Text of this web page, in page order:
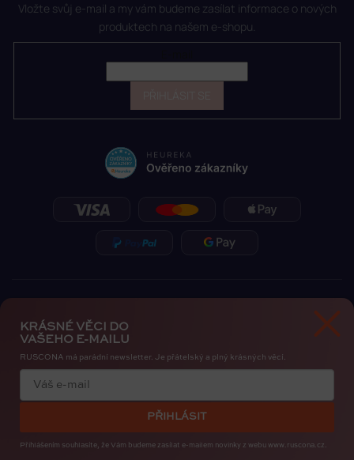
Vložte svůj e-mail a my vám budeme zasílat informace o nových
produktech na našem e-shopu.
Zásady ochrany osobních údajůCookies
Copyright 2026RUSCONA Česko. Všechna práva vyhrazena.
Upravit nastavení cookies
KRÁSNÉ VĚCI DO
VAŠEHO E-MAILU
RUSCONA má parádní newsletter. Je přátelský a plný krásných věcí.
PŘIHLÁSIT
Přihlášením souhlasíte, že Vám budeme zasílat e-mailem novinky z webu www.ruscona.cz.